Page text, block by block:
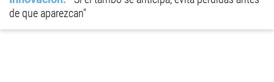
de que aparezcan"